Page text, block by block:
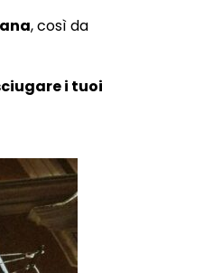
, così da
i tuoi